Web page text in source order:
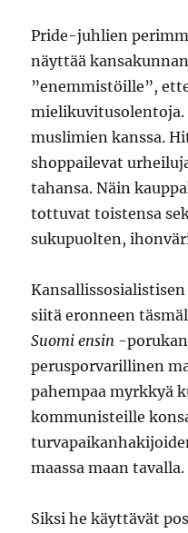
Pride-juhlien
näyttää
”enemmistöille”,
muslimien kanssa.
shoppailevat
tahansa. Näin
tottuvat toistensa
sukupuolten,
Kansallissosialistisen
siitä eronneen
Suomi ensin -
perusporvarillinen
pahempaa myrkkyä
kommunisteille
maassa maan
Siksi he käyttävät